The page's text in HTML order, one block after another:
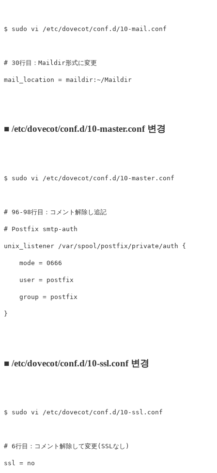
$ sudo vi /etc/dovecot/conf.d/10-mail.conf
# 30行目：Maildir形式に変更
■ /etc/dovecot/conf.d/10-master.conf 변경
$ sudo vi /etc/dovecot/conf.d/10-master.conf
# 96-98行目：コメント解除し追記
# Postfix smtp-auth
unix_listener /var/spool/postfix/private/auth {
    mode = 0666
    user = postfix
    group = postfix
■ /etc/dovecot/conf.d/10-ssl.conf 변경
$ sudo vi /etc/dovecot/conf.d/10-ssl.conf
# 6行目：コメント解除して変更(SSLなし)
ssl = no